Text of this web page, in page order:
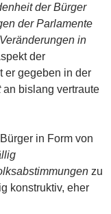
der Bürger
der Parlamente
in
der
er gegeben in der
an bislang vertraute
in Form von
zu
konstruktiv, eher